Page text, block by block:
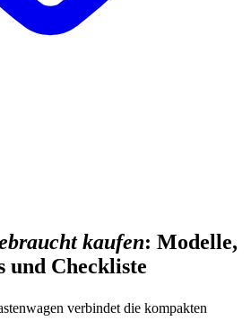
kaufen: Modelle,
und Checkliste
verbindet die kompakten